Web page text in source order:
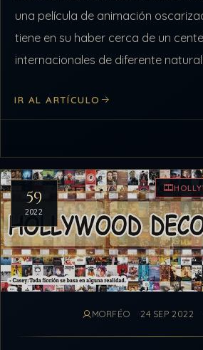
una película de animación
tiene en su haber cerca de un
internacionales de diferente
IR AL ARTÍCULO
59
2022
MORFÉO 24 SEP 2022